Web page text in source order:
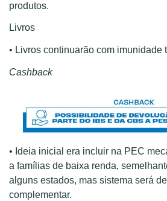
produtos.
Livros
• Livros continuarão com imunidade
Cashback
• Ideia inicial era incluir na PEC
a famílias de baixa renda,
alguns estados, mas sistema será
complementar.